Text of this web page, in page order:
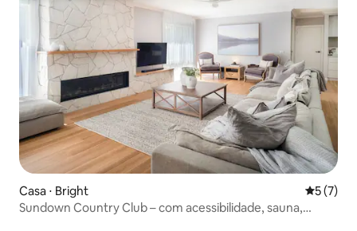
Casa ⋅ Bright 5 de
5 (7)
Sundown Country Club – com acessibilidade, sauna,